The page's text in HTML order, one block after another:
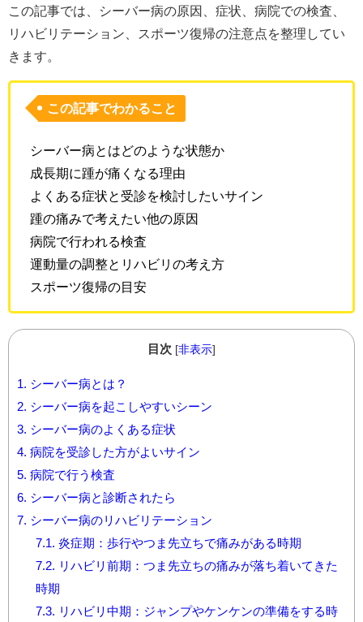
この記事では、シーバー病の原因、症状、病院での検査、
リハビリテーション、スポーツ復帰の注意点を整理してい
きます。
この記事でわかること
シーバー病とはどのような状態か
成長期に踵が痛くなる理由
よくある症状と受診を検討したいサイン
踵の痛みで考えたい他の原因
病院で行われる検査
運動量の調整とリハビリの考え方
スポーツ復帰の目安
目次 [非表示]
1. シーバー病とは？
2. シーバー病を起こしやすいシーン
3. シーバー病のよくある症状
4. 病院を受診した方がよいサイン
5. 病院で行う検査
6. シーバー病と診断されたら
7. シーバー病のリハビリテーション
7.1. 炎症期：歩行やつま先立ちで痛みがある時期
7.2. リハビリ前期：つま先立ちの痛みが落ち着いてきた
時期
7.3. リハビリ中期：ジャンプやケンケンの準備をする時